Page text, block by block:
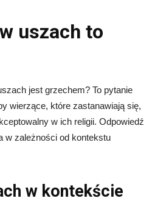
uszach to
jest grzechem? To pytanie
wierzące, które zastanawiają się,
w ich religii. Odpowiedź
w zależności od kontekstu
w kontekście